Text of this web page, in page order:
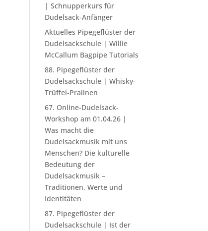
| Schnupperkurs für
Dudelsack-Anfänger
Aktuelles Pipegeflüster der
Dudelsackschule | Willie
McCallum Bagpipe Tutorials
88. Pipegeflüster der
Dudelsackschule | Whisky-
Trüffel-Pralinen
67. Online-Dudelsack-
Workshop am 01.04.26 |
Was macht die
Dudelsackmusik mit uns
Menschen? Die kulturelle
Bedeutung der
Dudelsackmusik –
Traditionen, Werte und
Identitäten
87. Pipegeflüster der
Dudelsackschule | Ist der